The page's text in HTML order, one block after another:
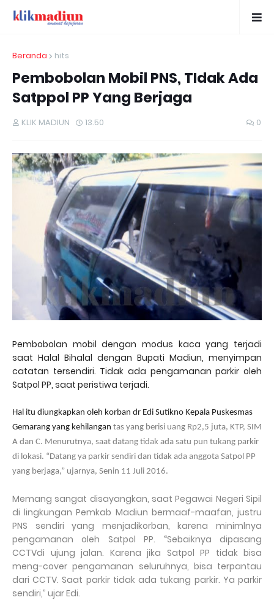
Beranda hits
Pembobolan Mobil PNS, TIdak Ada
Satppol PP Yang Berjaga
KLIK MADIUN 13.50 0
Pembobolan mobil dengan modus kaca yang terjadi
saat Halal Bihalal dengan Bupati Madiun, menyimpan
catatan tersendiri. Tidak ada pengamanan parkir oleh
Satpol PP, saat peristiwa terjadi.
Hal itu diungkapkan oleh korban dr Edi Sutikno Kepala Puskesmas
Gemarang yang kehilangan tas yang berisi uang Rp2,5 juta, KTP, SIM
A dan C. Menurutnya, saat datang tidak ada satu pun tukang parkir
di lokasi. “Datang ya parkir sendiri dan tidak ada anggota Satpol PP
yang berjaga,” ujarnya, Senin 11 Juli 2016.
Memang sangat disayangkan, saat Pegawai Negeri Sipil
di lingkungan Pemkab Madiun bermaaf-maafan, justru
PNS sendiri yang menjadikorban, karena minimlnya
pengamanan oleh Satpol PP. “Sebaiknya dipasang
CCTVdi ujung jalan. Karena jika Satpol PP tidak bisa
meng-cover pengamanan seluruhnya, bisa terpantau
dari CCTV. Saat parkir tidak ada tukang parkir. Ya parkir
sendiri,” ujar Edi.